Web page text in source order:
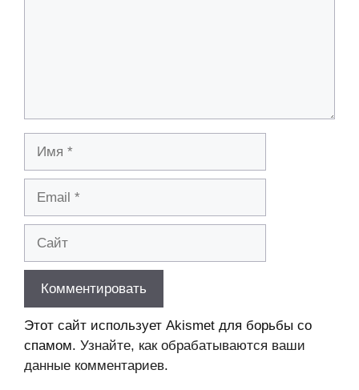
Этот сайт использует Akismet для борьбы со
спамом. Узнайте, как обрабатываются ваши
данные комментариев.